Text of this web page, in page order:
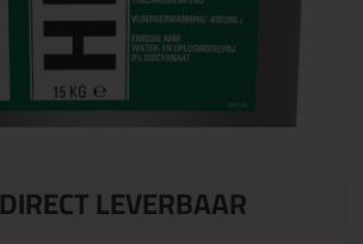
DIRECT LEVERBAAR